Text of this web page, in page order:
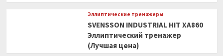
Эллиптические тренажеры
SVENSSON INDUSTRIAL HIT XA860
Эллиптический тренажер
(Лучшая цена)